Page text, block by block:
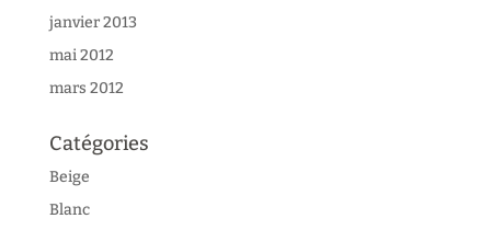
janvier 2013
mai 2012
mars 2012
Catégories
Beige
Blanc